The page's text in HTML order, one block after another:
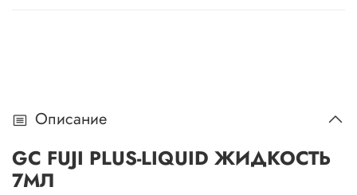
Описание
GC FUJI PLUS-LIQUID ЖИДКОСТЬ
7МЛ